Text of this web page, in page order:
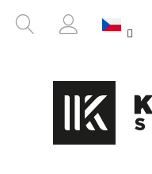
HLEDAT
PŘIHLÁŠENÍ
ZPĚT
ZPĚT